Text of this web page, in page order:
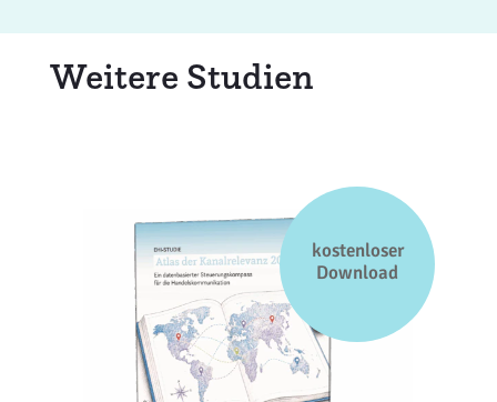
Weitere Studien
kostenloser
Download